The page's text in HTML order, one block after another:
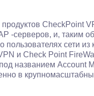
CheckPoint
-серверов, и, таким
сети из
и Check Point
названием Account
в